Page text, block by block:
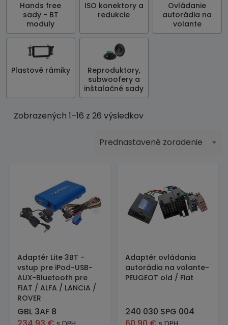
Hands free
sady - BT
moduly
ISO konektory a
redukcie
Ovládanie
autorádia na
volante
Plastové rámiky
Reproduktory,
subwoofery a
inštalačné sady
Zobrazených 1–16 z 26 výsledkov
Prednastavené zoradenie
Adaptér Lite 3BT -
vstup pre iPod-USB-
AUX-Bluetooth pre
FIAT / ALFA / LANCIA /
ROVER
GBL 3AF 8
Adaptér ovládania
autorádia na volante-
PEUGEOT old / Fiat
240 030 SPG 004